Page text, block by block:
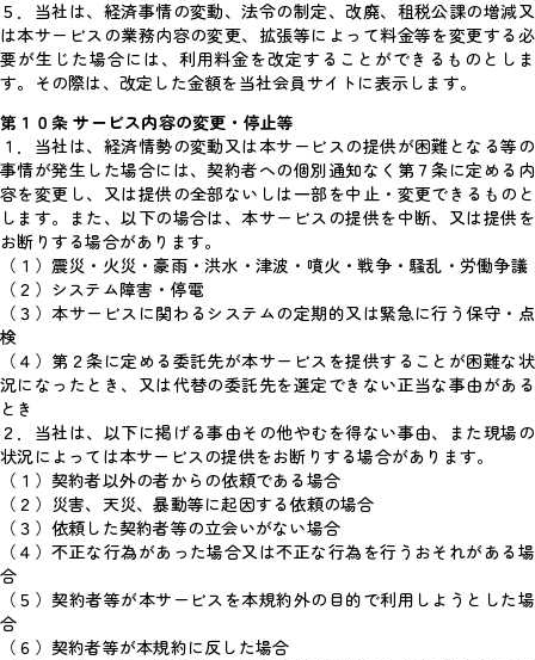
５．当社は、経済事情の変動、法令の制定、改廃、租税公課の増減又
は本サービスの業務内容の変更、拡張等によって料金等を変更する必
要が生じた場合には、利用料金を改定することができるものとしま
す。その際は、改定した金額を当社会員サイトに表示します。
第１０条 サービス内容の変更・停止等
１．当社は、経済情勢の変動又は本サービスの提供が困難となる等の
事情が発生した場合には、契約者への個別通知なく第７条に定める内
容を変更し、又は提供の全部ないしは一部を中止・変更できるものと
します。また、以下の場合は、本サービスの提供を中断、又は提供を
お断りする場合があります。
（１）震災・火災・豪雨・洪水・津波・噴火・戦争・騒乱・労働争議
（２）システム障害・停電
（３）本サービスに関わるシステムの定期的又は緊急に行う保守・点
検
（４）第２条に定める委託先が本サービスを提供することが困難な状
況になったとき、又は代替の委託先を選定できない正当な事由がある
とき
２．当社は、以下に掲げる事由その他やむを得ない事由、また現場の
状況によっては本サービスの提供をお断りする場合があります。
（１）契約者以外の者からの依頼である場合
（２）災害、天災、暴動等に起因する依頼の場合
（３）依頼した契約者等の立会いがない場合
（４）不正な行為があった場合又は不正な行為を行うおそれがある場
合
（５）契約者等が本サービスを本規約外の目的で利用しようとした場
合
（６）契約者等が本規約に反した場合